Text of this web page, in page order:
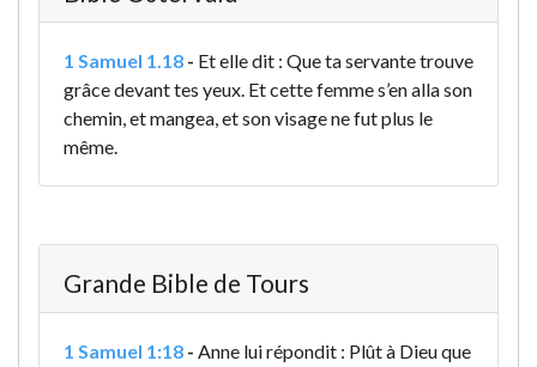
1 Samuel 1.18 - Et elle dit : Que ta servante trouve
grâce devant tes yeux. Et cette femme s’en alla son
chemin, et mangea, et son visage ne fut plus le
même.
Grande Bible de Tours
1 Samuel 1:18 - Anne lui répondit : Plût à Dieu que